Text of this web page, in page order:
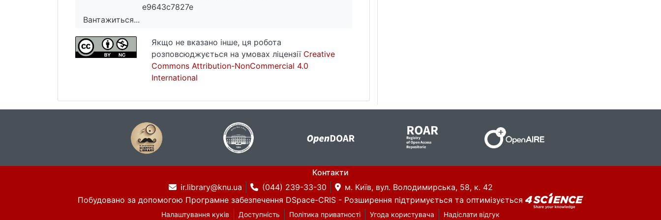
Вантажиться...
Вантажиться...
e9643c7827e
Якщо не вказано інше, ця робота
розповсюджується на умовах ліцензії Creative
Commons Attribution-NonCommercial 4.0
International
Контакти
ir.library@knu.ua
(044) 239-33-30
м. Київ, вул. Володимирська, 58, к. 42
Побудовано за допомогою Програмне забезпечення DSpace-CRIS - Розширення підтримується та оптимізується
Налаштування куків Доступність Політика приватності Угода користувача Надіслати відгук